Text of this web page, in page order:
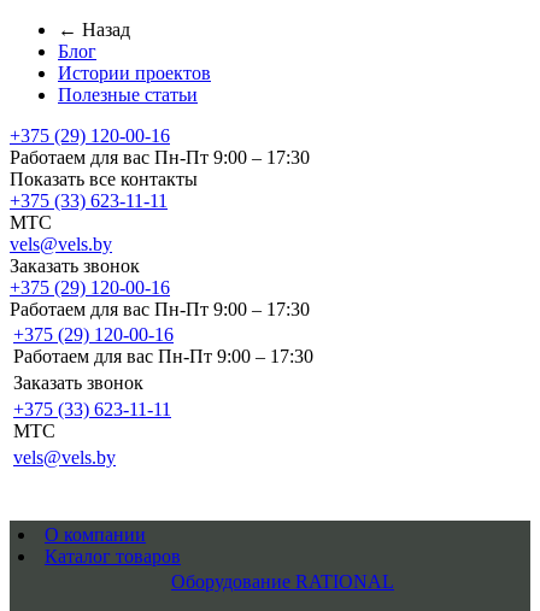
← Назад
Блог
Истории проектов
Полезные статьи
+375 (29) 120-00-16
Работаем для вас Пн-Пт 9:00 – 17:30
Показать все контакты
+375 (33) 623-11-11
MTC
vels@vels.by
Заказать звонок
+375 (29) 120-00-16
Работаем для вас Пн-Пт 9:00 – 17:30
+375 (29) 120-00-16
Работаем для вас Пн-Пт 9:00 – 17:30
Заказать звонок
+375 (33) 623-11-11
MTC
vels@vels.by
О компании
Каталог товаров
Оборудование RATIONAL